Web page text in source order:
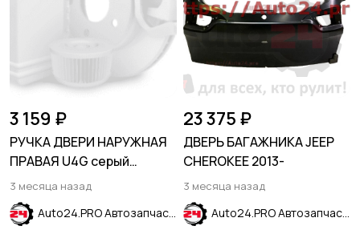
3 159 ₽
РУЧКА ДВЕРИ НАРУЖНАЯ
ПРАВАЯ U4G серый
HYUNDAI SOLARIS 2017-
2024
3 месяца назад
Auto24.PRO Автозапчасти
23 375 ₽
ДВЕРЬ БАГАЖНИКА JEEP
CHEROKEE 2013-
3 месяца назад
Auto24.PRO Автозапчасти